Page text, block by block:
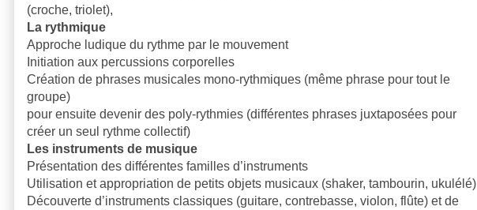
(croche, triolet),
La rythmique
Approche ludique du rythme par le mouvement
Initiation aux percussions corporelles
Création de phrases musicales mono-rythmiques (même phrase pour tout le
groupe)
pour ensuite devenir des poly-rythmies (différentes phrases juxtaposées pour
créer un seul rythme collectif)
Les instruments de musique
Présentation des différentes familles d’instruments
Utilisation et appropriation de petits objets musicaux (shaker, tambourin, ukulélé)
Découverte d’instruments classiques (guitare, contrebasse, violon, flûte) et de